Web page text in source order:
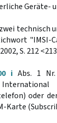
Geräte-
technisch
"IMSI-
S. 212
i Abs. 1
oder
Karte